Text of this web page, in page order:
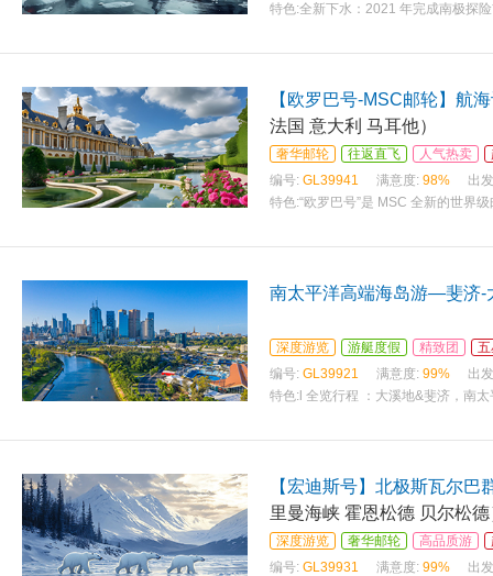
特色:全新下水：2021 年完成南极探
【欧罗巴号-MSC邮轮】航
法国 意大利 马耳他）
奢华邮轮 往返直飞 人气热卖
编号: GL39941 满意度: 98%
出
特色:“欧罗巴号”是 MSC 全新的世界
南太平洋高端海岛游—斐济-
深度游览 游艇度假 精致团
编号: GL39921 满意度: 99%
出
特色: l 全览行程 ：大溪地&斐济，南
【宏迪斯号】北极斯瓦尔巴
里曼海峡 霍恩松德 贝尔松德
深度游览 奢华邮轮 高品质游
编号: GL39931 满意度: 99%
出